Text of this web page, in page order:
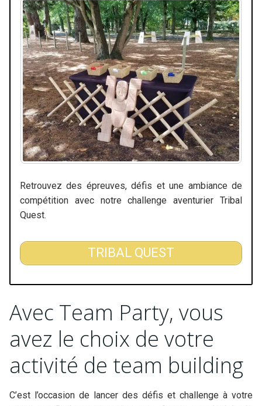
Retrouvez des épreuves, défis et une ambiance de
compétition avec notre challenge aventurier Tribal
Quest.
TRIBAL QUEST
Avec Team Party, vous
avez le choix de votre
activité de team building
C’est l’occasion de lancer des défis et challenge à votre